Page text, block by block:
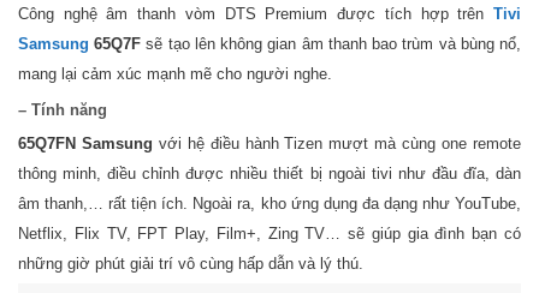
Công nghệ âm thanh vòm DTS Premium được tích hợp trên Tivi
Samsung 65Q7F sẽ tạo lên không gian âm thanh bao trùm và bùng nổ,
mang lại cảm xúc mạnh mẽ cho người nghe.
– Tính năng
65Q7FN Samsung với hệ điều hành Tizen mượt mà cùng one remote
thông minh, điều chỉnh được nhiều thiết bị ngoài tivi như đầu đĩa, dàn
âm thanh,… rất tiện ích. Ngoài ra, kho ứng dụng đa dạng như YouTube,
Netflix, Flix TV, FPT Play, Film+, Zing TV… sẽ giúp gia đình bạn có
những giờ phút giải trí vô cùng hấp dẫn và lý thú.